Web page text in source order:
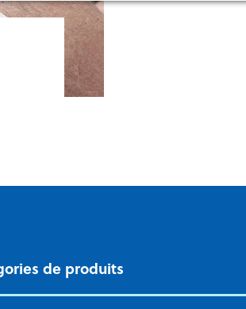
de produits